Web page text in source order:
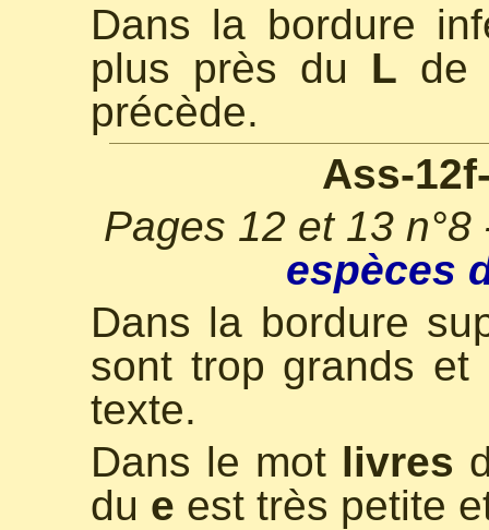
Dans la bordure
plus près du L
précède.
Ass-
Pages 12 et 13
espèces
Dans la bordure
sont trop grands et
texte.
Dans le mot livres
du e est très petite